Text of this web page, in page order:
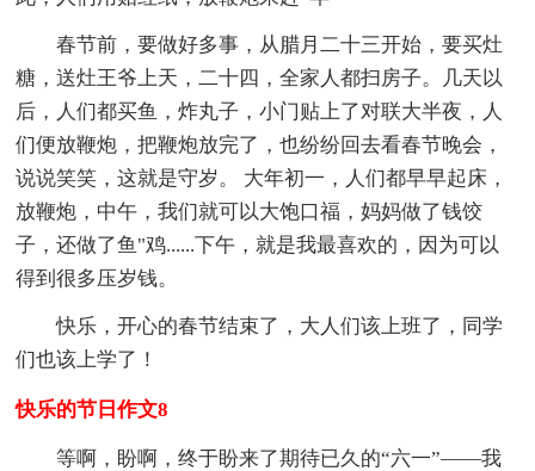
春节前，要做好多事，从腊月二十三开始，要买灶
糖，送灶王爷上天，二十四，全家人都扫房子。几天以
后，人们都买鱼，炸丸子，小门贴上了对联大半夜，人
们便放鞭炮，把鞭炮放完了，也纷纷回去看春节晚会，
说说笑笑，这就是守岁。 大年初一，人们都早早起床，
放鞭炮，中午，我们就可以大饱口福，妈妈做了钱饺
子，还做了鱼"鸡......下午，就是我最喜欢的，因为可以
得到很多压岁钱。
快乐，开心的春节结束了，大人们该上班了，同学
们也该上学了！
快乐的节日作文8
等啊，盼啊，终于盼来了期待已久的“六一”——我